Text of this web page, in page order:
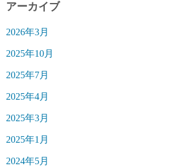
アーカイブ
2026年3月
2025年10月
2025年7月
2025年4月
2025年3月
2025年1月
2024年5月